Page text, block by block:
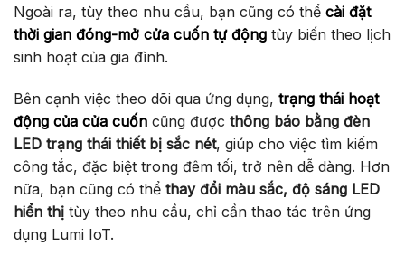
Ngoài ra, tùy theo nhu cầu, bạn cũng có thể cài đặt
thời gian đóng-mở cửa cuốn tự động tùy biến theo lịch
sinh hoạt của gia đình.
Bên cạnh việc theo dõi qua ứng dụng, trạng thái hoạt
động của cửa cuốn cũng được thông báo bằng đèn
LED trạng thái thiết bị sắc nét, giúp cho việc tìm kiếm
công tắc, đặc biệt trong đêm tối, trở nên dễ dàng. Hơn
nữa, bạn cũng có thể thay đổi màu sắc, độ sáng LED
hiển thị tùy theo nhu cầu, chỉ cần thao tác trên ứng
dụng Lumi IoT.